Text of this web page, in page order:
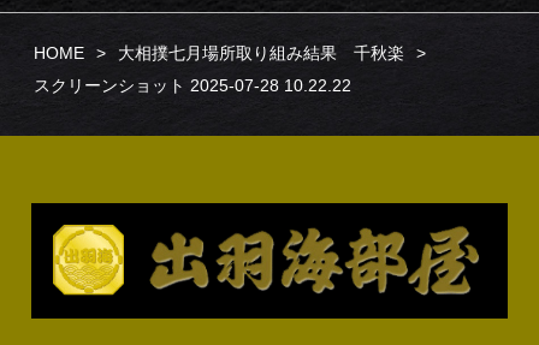
HOME
大相撲七月場所取り組み結果 千秋楽
スクリーンショット 2025-07-28 10.22.22